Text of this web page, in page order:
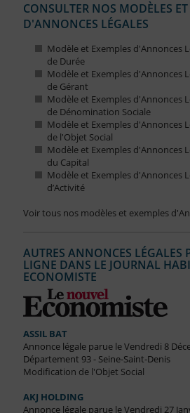
CONSULTER NOS MODÈLES ET
D'ANNONCES LÉGALES
Modèle et Exemples d'Annonces
de Durée
Modèle et Exemples d'Annonces
de Gérant
Modèle et Exemples d'Annonces
de Dénomination Sociale
Modèle et Exemples d'Annonces
de l'Objet Social
Modèle et Exemples d'Annonces
du Capital
Modèle et Exemples d'Annonces
d’Activité
Voir tous nos modèles et exemples
AUTRES ANNONCES LÉGALES
LIGNE DANS LE JOURNAL
ECONOMISTE
ASSIL BAT
Annonce légale parue le Vendredi 8
Département 93 - Seine-Saint-Denis
Modification de l'Objet Social
AKJ HOLDING
Annonce légale parue le Vendredi 27